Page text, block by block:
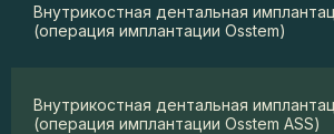
Внутрикостная дентальная
(операция имплантации Osstem)
Внутрикостная дентальная
(операция имплантации Osstem ASS)